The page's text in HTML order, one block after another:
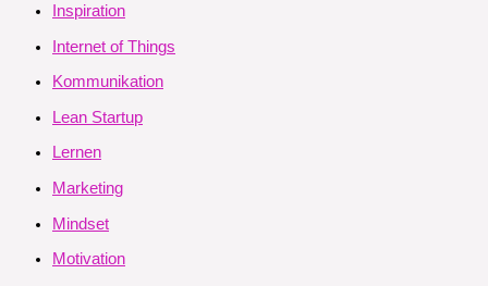
Inspiration
Internet of Things
Kommunikation
Lean Startup
Lernen
Marketing
Mindset
Motivation